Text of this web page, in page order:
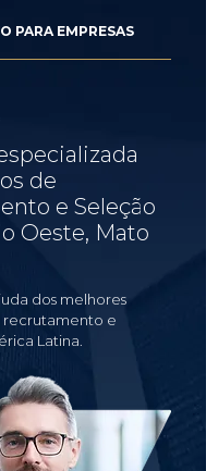
PARA EMPRESAS
de
e Seleção
Oeste, Mato
dos melhores
recrutamento e
Latina.